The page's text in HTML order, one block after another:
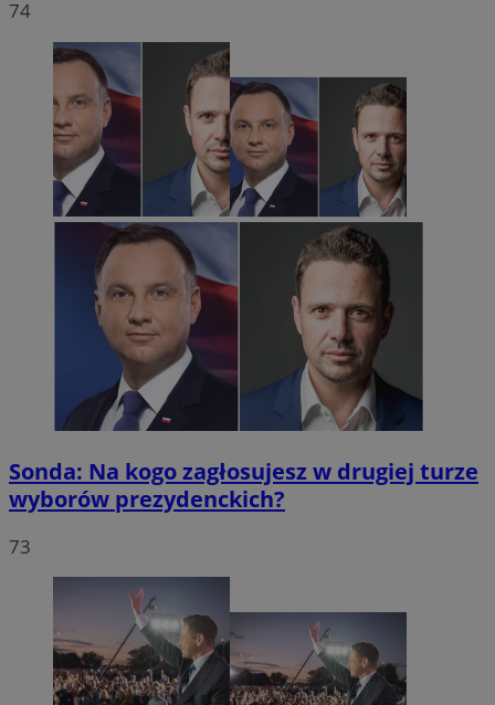
74
Sonda: Na kogo zagłosujesz w drugiej turze
wyborów prezydenckich?
73